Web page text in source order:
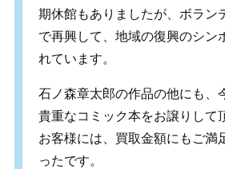
期休館もありましたが、ボラン
で再興して、地域の復興のシン
れています。
石ノ森章太郎の作品の他にも、
貴重なコミック本をお譲りして
お客様には、買取金額にもご満
ったです。